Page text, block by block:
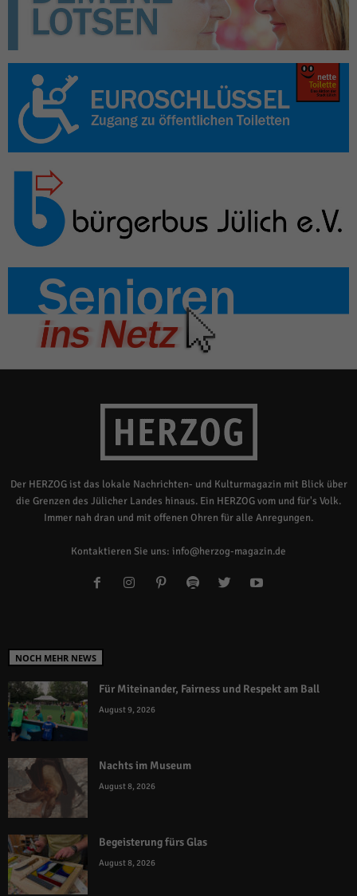
Der HERZOG ist das lokale Nachrichten- und Kulturmagazin mit Blick über
die Grenzen des Jülicher Landes hinaus. Ein HERZOG vom und für's Volk.
Immer nah dran und mit offenen Ohren für alle Anregungen.
Kontaktieren Sie uns: info@herzog-magazin.de
NOCH MEHR NEWS
Für Miteinander, Fairness und Respekt am Ball
August 9, 2026
Nachts im Museum
August 8, 2026
Begeisterung fürs Glas
August 8, 2026